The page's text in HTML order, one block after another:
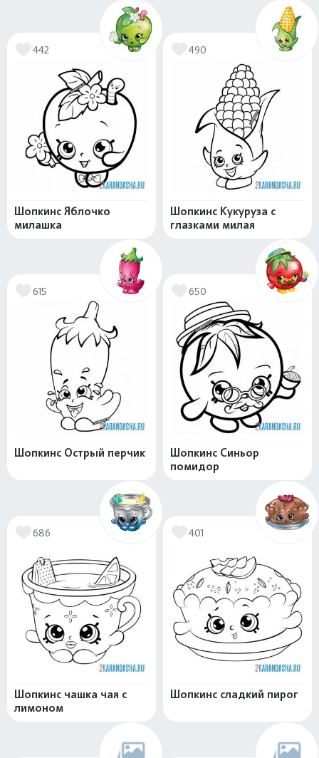
442
Шопкинс Яблочко
милашка
490
Шопкинс Кукуруза с
глазками милая
615
Шопкинс Острый перчик
650
Шопкинс Синьор
помидор
686
Шопкинс чашка чая с
лимоном
401
Шопкинс сладкий пирог